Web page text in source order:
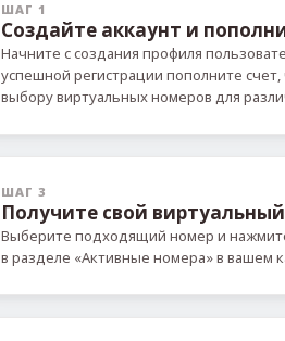
ШАГ 1
Создайте аккаунт и
Начните с создания профиля
успешной регистрации пополните
выбору виртуальных номеров для
ШАГ 3
Получите свой
Выберите подходящий номер и
в разделе «Активные номера» в вашем